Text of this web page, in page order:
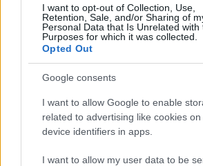
I want to opt-out of Collection, Use,
Retention, Sale, and/or Sharing of
Personal Data that Is Unrelated with
Purposes for which it was collected.
Opted Out
Google consents
I want to allow Google to enable
related to advertising like cookies
device identifiers in apps.
I want to allow my user data to be
La scadenza delle indagini
28 settembre. Poi il probabile
Andrea Sempio
Claudio Romiti
7 Agosto 2026, 15:15